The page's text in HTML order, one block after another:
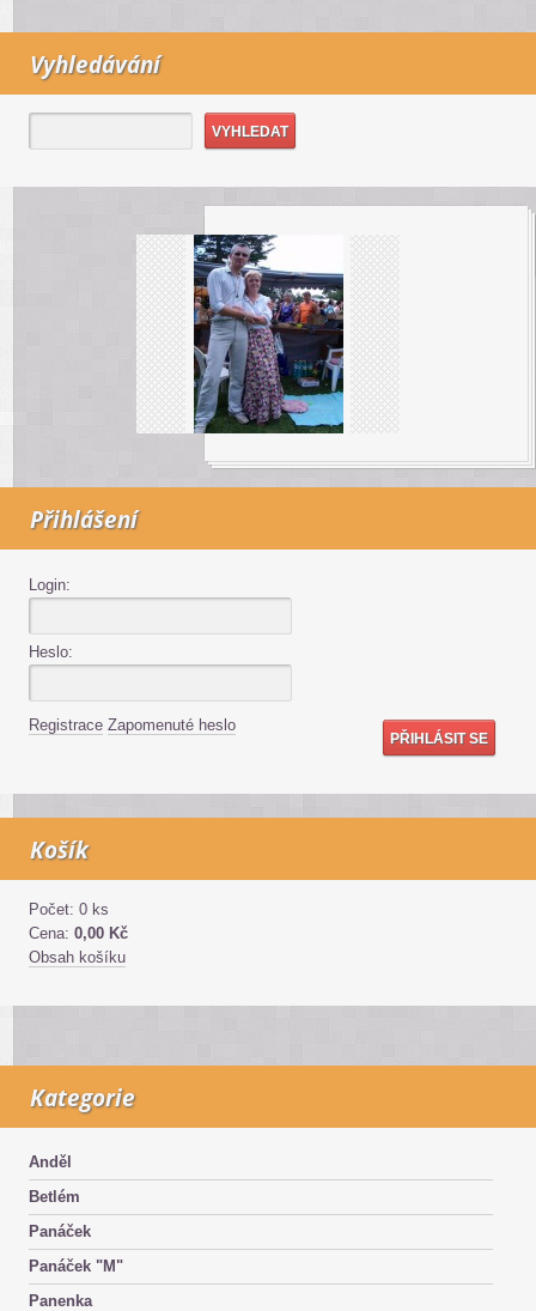
Vyhledávání
Přihlášení
Login:
Heslo:
Registrace Zapomenuté heslo
Košík
Počet: 0 ks
Cena: 0,00 Kč
Obsah košíku
Kategorie
Anděl
Betlém
Panáček
Panáček "M"
Panenka